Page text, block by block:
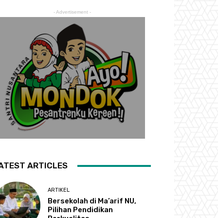
- Advertisement -
ARTICLES
ARTIKEL
Bersekolah di Ma’arif NU,
Pilihan Pendidikan